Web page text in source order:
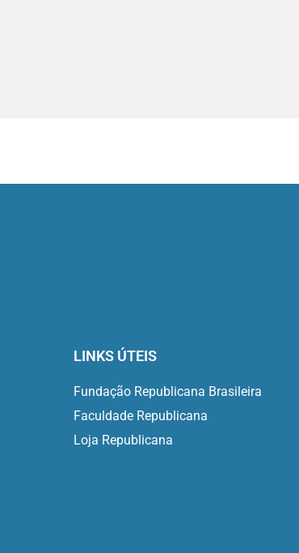
LINKS ÚTEIS
Fundação Republicana Brasileira
Faculdade Republicana
Loja Republicana